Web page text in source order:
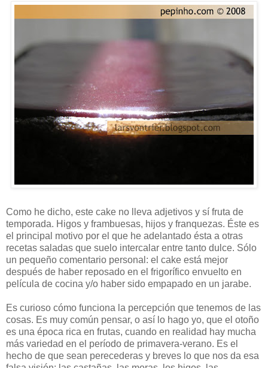
Como he dicho, este cake no lleva adjetivos y sí fruta de
temporada. Higos y frambuesas, hijos y franquezas. Éste es
el principal motivo por el que he adelantado ésta a otras
recetas saladas que suelo intercalar entre tanto dulce. Sólo
un pequeño comentario personal: el cake está mejor
después de haber reposado en el frigorífico envuelto en
película de cocina y/o haber sido empapado en un jarabe.
Es curioso cómo funciona la percepción que tenemos de las
cosas. Es muy común pensar, o así lo hago yo, que el otoño
es una época rica en frutas, cuando en realidad hay mucha
más variedad en el período de primavera-verano. Es el
hecho de que sean perecederas y breves lo que nos da esa